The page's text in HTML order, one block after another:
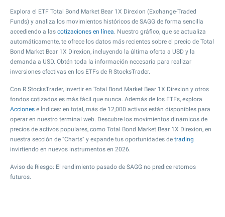
Explora el ETF Total Bond Market Bear 1X Direxion (Exchange-Traded
Funds) y analiza los movimientos históricos de SAGG de forma sencilla
accediendo a las cotizaciones en línea. Nuestro gráfico, que se actualiza
automáticamente, te ofrece los datos más recientes sobre el precio de Total
Bond Market Bear 1X Direxion, incluyendo la última oferta a USD y la
demanda a USD. Obtén toda la información necesaria para realizar
inversiones efectivas en los ETFs de R StocksTrader.
Con R StocksTrader, invertir en Total Bond Market Bear 1X Direxion y otros
fondos cotizados es más fácil que nunca. Además de los ETFs, explora
Acciones e Índices: en total, más de 12,000 activos están disponibles para
operar en nuestro terminal web. Descubre los movimientos dinámicos de
precios de activos populares, como Total Bond Market Bear 1X Direxion, en
nuestra sección de "Charts" y expande tus oportunidades de trading
invirtiendo en nuevos instrumentos en 2026.
Aviso de Riesgo: El rendimiento pasado de SAGG no predice retornos
futuros.